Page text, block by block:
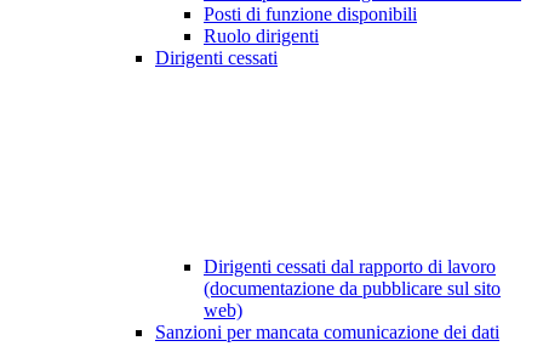
Posti di funzione disponibili
Ruolo dirigenti
Dirigenti cessati
Dirigenti cessati dal rapporto di lavoro
(documentazione da pubblicare sul sito
web)
Sanzioni per mancata comunicazione dei dati